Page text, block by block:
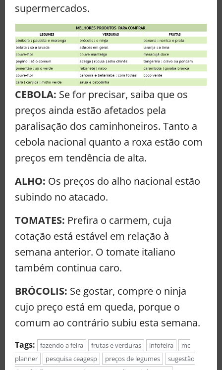
supermercados.
CEBOLA: Se for precisar, saiba que os
preços ainda estão afetados pela
paralisação dos caminhoneiros. Tanto a
cebola nacional quanto a roxa estão com
preços em tendência de alta.
ALHO: Os preços do alho nacional estão
subindo no atacado.
TOMATES: Prefira o carmem, cuja
cotação está estável em relação à
semana anterior. O tomate italiano
também continua caro.
BRÓCOLIS: Se gostar, compre o ninja
cujo preço está em queda, porque o
comum ao contrário subiu esta semana.
Tags: fazendo a feira frutas e verduras infofeira
mc
planner
pesquisa ceagesp preços de legumes
sugestão